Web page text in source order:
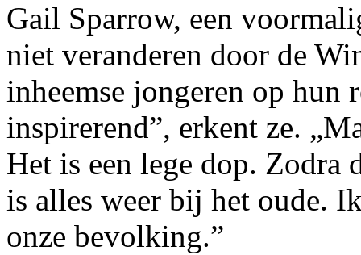
Gail Sparrow, een
niet veranderen door de
inheemse jongeren op hun
inspirerend”, erkent ze.
Het is een lege dop. Zodra
is alles weer bij het oude.
onze bevolking.”